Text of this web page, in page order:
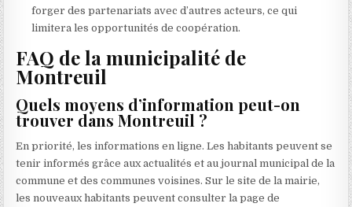
forger des partenariats avec d’autres acteurs, ce qui
limitera les opportunités de coopération.
FAQ de la municipalité de
Montreuil
Quels moyens d’information peut-on
trouver dans Montreuil ?
En priorité, les informations en ligne. Les habitants peuvent se
tenir informés grâce aux actualités et au journal municipal de la
commune et des communes voisines. Sur le site de la mairie,
les nouveaux habitants peuvent consulter la page de